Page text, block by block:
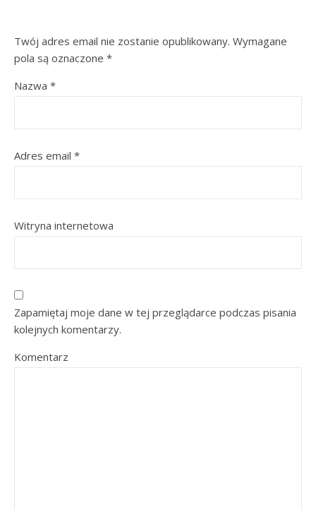
Twój adres email nie zostanie opublikowany. Wymagane
pola są oznaczone *
Nazwa *
Adres email *
Witryna internetowa
Zapamiętaj moje dane w tej przeglądarce podczas pisania
kolejnych komentarzy.
Komentarz